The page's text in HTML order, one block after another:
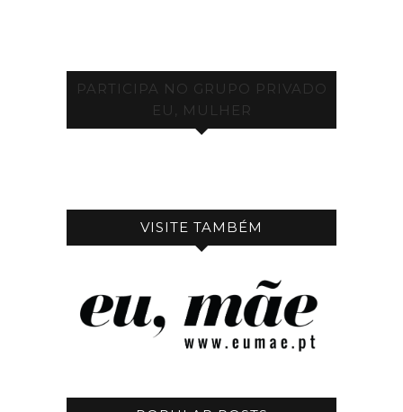
PARTICIPA NO GRUPO PRIVADO
EU, MULHER
VISITE TAMBÉM